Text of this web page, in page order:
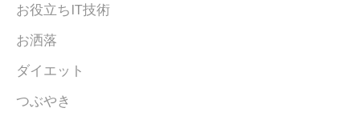
お役立ちIT技術
お洒落
ダイエット
つぶやき